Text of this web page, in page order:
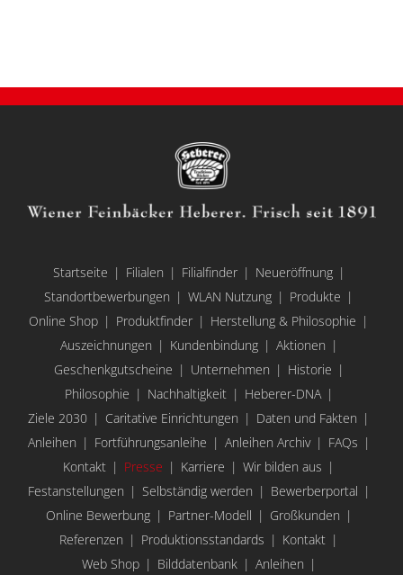
Startseite Filialen Filialfinder
Neueröffnung
Standortbewerbungen
WLAN Nutzung
Produkte
Online Shop
Produktfinder
Herstellung & Philosophie
Auszeichnungen
Kundenbindung
Aktionen
Geschenkgutscheine
Unternehmen
Historie
Philosophie
Nachhaltigkeit
Heberer-DNA
Ziele 2030
Caritative Einrichtungen
Daten und Fakten
Anleihen
Fortführungsanleihe Anleihen Archiv
FAQs
Kontakt
Presse Karriere
Wir bilden aus
Festanstellungen
Selbständig werden
Bewerberportal
Online Bewerbung
Partner-Modell
Großkunden
Referenzen
Produktionsstandards
Kontakt
Web Shop
Bilddatenbank Anleihen